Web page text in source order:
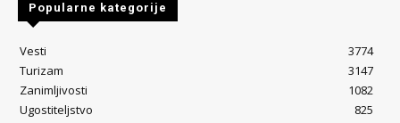
Popularne kategorije
Vesti
3774
Turizam
3147
Zanimljivosti
1082
Ugostiteljstvo
825